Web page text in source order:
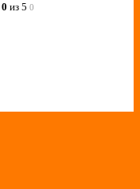
0 из 5 0